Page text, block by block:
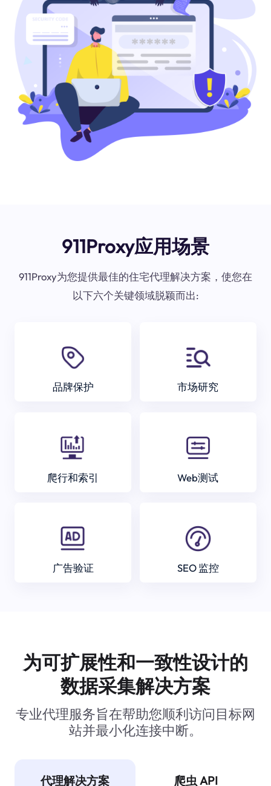
911Proxy应用场景
911Proxy为您提供最佳的住宅代理解决方案，使您在
以下六个关键领域脱颖而出:
品牌保护 市场研究
爬行和索引 Web测试
广告验证 SEO 监控
为可扩展性和一致性设计的
数据采集解决方案
专业代理服务旨在帮助您顺利访问目标网
站并最小化连接中断。
代理解决方案 爬虫 API